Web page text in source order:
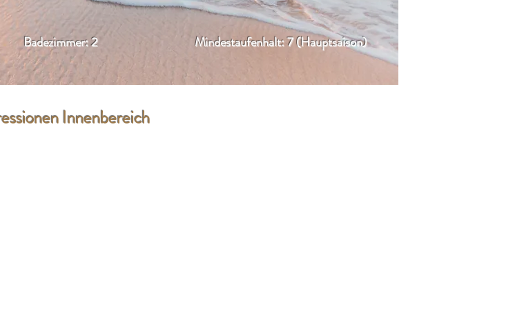
Badezimmer: 2 Mindestaufenhalt: 7 (Hauptsaison)
Innenbereich